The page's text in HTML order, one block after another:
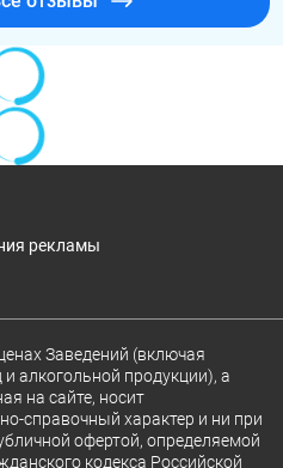
рекламы
Заведений (включая
алкогольной продукции), а
на сайте, носит
справочный характер и ни при
офертой, определяемой
кодекса Российской